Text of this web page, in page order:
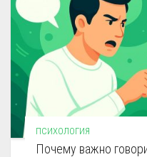
ПСИХОЛОГИЯ
Почему важно